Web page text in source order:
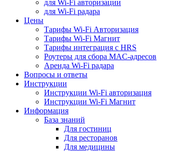
для Wi-Fi авторизации
для Wi-Fi радара
Цены
Тарифы Wi-Fi Авторизация
Тарифы Wi-Fi Магнит
Тарифы интеграция с HRS
Роутеры для сбора MAC-адресов
Аренда Wi-Fi радара
Вопросы и ответы
Инструкции
Инструкции Wi-Fi авторизация
Инструкции Wi-Fi Магнит
Информация
База знаний
Для гостиниц
Для ресторанов
Для медицины